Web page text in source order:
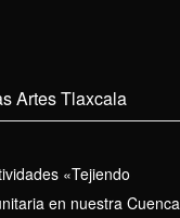
Artes Tlaxcala
«Tejiendo
en nuestra Cuenca